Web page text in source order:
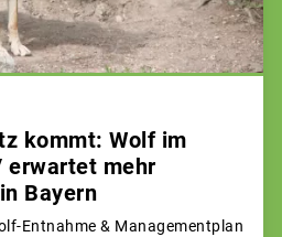
kommt: Wolf im
erwartet mehr
Bayern
Entnahme & Managementplan